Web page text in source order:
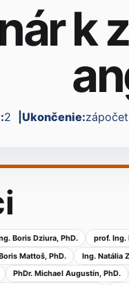
k
2 Ukončenie:zápočet
Boris Dziura, PhD. prof. Ing.
Mattoš, PhD. Ing. Natália
PhDr. Michael Augustín, PhD.